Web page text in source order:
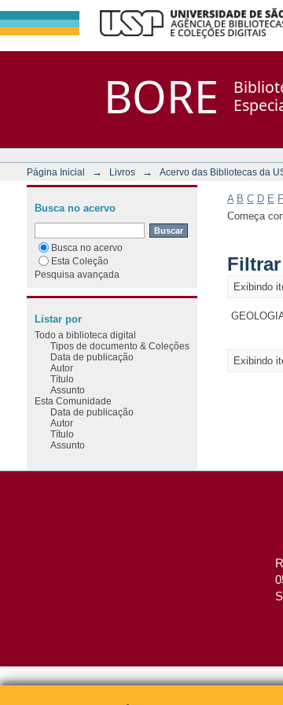
BORE
Página Inicial → Livros → Acervo das Bibliotecas da
A B C D E F
Começa
Exibindo
Exibindo
Busca no acervo
Busca no acervo
Esta Coleção
Pesquisa avançada
Listar por
Todo a biblioteca digital
Tipos de documento & Coleções
Data de publicação
Autor
Título
Assunto
Esta Comunidade
Data de publicação
Autor
Título
Assunto